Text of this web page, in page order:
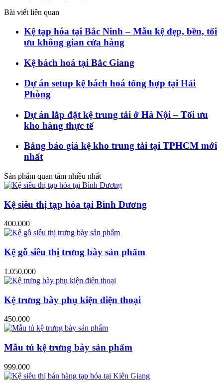
Bài viết liên quan
Kệ tạp hóa tại Bắc Ninh – Mẫu kệ đẹp, bền, tối
ưu không gian cửa hàng
Kệ bách hoá tại Bắc Giang
Dự án setup kệ bách hoá tổng hợp tại Hải
Phòng
Dự án lắp đặt kệ trung tải ở Hà Nội – Tối ưu
kho hàng thực tế
Bảng báo giá kệ kho trung tải tại TPHCM mới
nhất
Sản phẩm quan tâm nhiều nhất
Kệ siêu thị tạp hóa tại Bình Dương
400.000
Kệ gỗ siêu thị trưng bày sản phẩm
1.050.000
Kệ trưng bày phụ kiện điện thoại
450.000
Mẫu tủ kệ trưng bày sản phẩm
999.000